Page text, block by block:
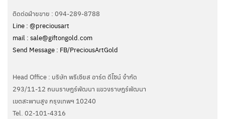
ติดต่อฝ่ายขาย : 094-289-8788
Line : @preciousart
mail : sale@giftongold.com
Send Message : FB/PreciousArtGold
Head Office : บริษัท พรีเชียส อาร์ต ดีไซน์ จำกัด
293/11-12 ถนนราษฎร์พัฒนา แขวงราษฎร์พัฒนา
เขตสะพานสูง กรุงเทพฯ 10240
Tel. 02-101-4316